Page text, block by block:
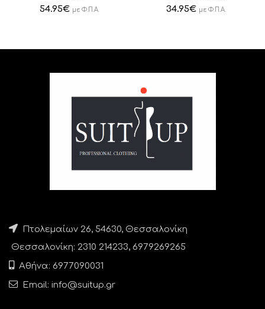
54.95€ με Φ.Π.Α. 34.95€ με Φ.Π.Α.
Πτολεμαίων 26, 54630, Θεσσαλονίκη
Θεσσαλονίκη: 2310 214233, 6979269265
Αθήνα: 6977090031
Email: info@suitup.gr